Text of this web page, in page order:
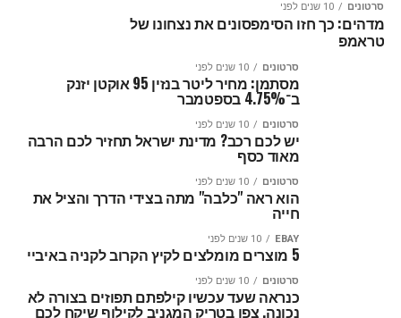
סרטונים 10 שנים לפני
מדהים: כך חזו הסימפסונים את נצחונו של
טראמפ
סרטונים 10 שנים לפני
מסתמן: מחיר ליטר בנזין 95 אוקטן יזנק
ב־4.75% בספטמבר
סרטונים 10 שנים לפני
יש לכם רכב? מדינת ישראל תחזיר לכם הרבה
מאוד כסף
סרטונים 10 שנים לפני
הוא ראה "כלבה" מתה בצידי הדרך והציל את
חייה
EBAY 10 שנים לפני
5 מוצרים מומלצים לקיץ הקרוב לקניה באיביי
סרטונים 10 שנים לפני
כנראה שעד עכשיו קילפתם תפוזים בצורה לא
נכונה, צפו בטריק המגניב לקילוף שיקח לכם